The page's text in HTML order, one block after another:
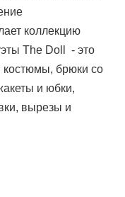
коллекцию
The Doll - это
костюмы, брюки со
и юбки,
вырезы и